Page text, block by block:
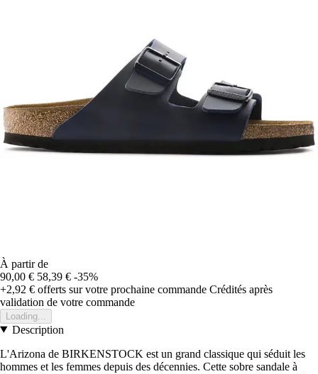
À partir de
90,00 € 58,39 € -35%
+2,92 € offerts sur votre prochaine commande Crédités après
validation de votre commande
Loading...
Description
L'Arizona de BIRKENSTOCK est un grand classique qui séduit les
hommes et les femmes depuis des décennies. Cette sobre sandale à